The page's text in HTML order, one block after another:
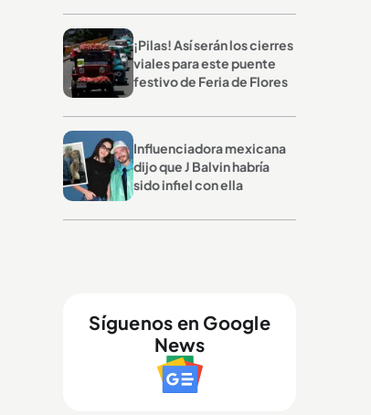
¡Pilas! Así serán los cierres
viales para este puente
festivo de Feria de Flores
Influenciadora mexicana
dijo que J Balvin habría
sido infiel con ella
Síguenos en Google
News